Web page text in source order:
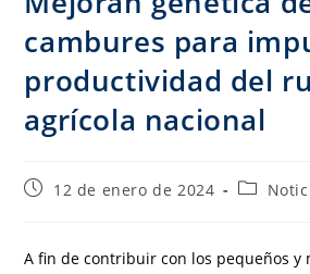
cambures para
productividad del
agrícola nacional
12 de enero de 2024
A fin de contribuir con los pequeños y